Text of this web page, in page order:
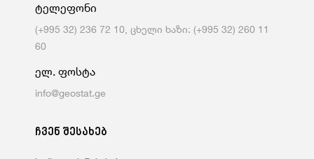
ტელეფონი
(+995 32) 236 72 10, ცხელი ხაზი: (+995 32) 260 11
60
ელ. ფოსტა
info@geostat.ge
ჩვენ შესახებ